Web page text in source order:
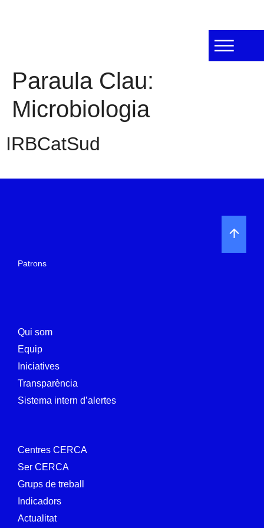
Paraula Clau:
Microbiologia
IRBCatSud
Patrons
Qui som
Equip
Iniciatives
Transparència
Sistema intern d’alertes
Centres CERCA
Ser CERCA
Grups de treball
Indicadors
Actualitat